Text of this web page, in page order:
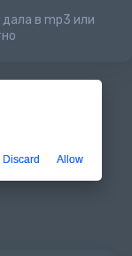
в mp3 или
Discard Allow